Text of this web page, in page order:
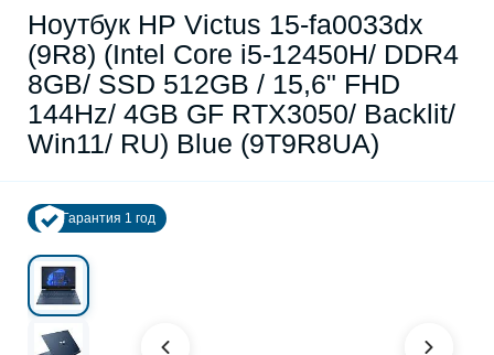
Ноутбук HP Victus 15-fa0033dx
(9R8) (Intel Core i5-12450H/ DDR4
8GB/ SSD 512GB / 15,6" FHD
144Hz/ 4GB GF RTX3050/ Backlit/
Win11/ RU) Blue (9T9R8UA)
Гарантия 1 год